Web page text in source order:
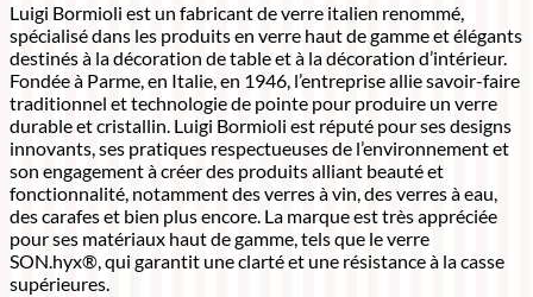
Luigi Bormioli est un fabricant de verre italien renommé,
spécialisé dans les produits en verre haut de gamme et élégants
destinés à la décoration de table et à la décoration d’intérieur.
Fondée à Parme, en Italie, en 1946, l’entreprise allie savoir-faire
traditionnel et technologie de pointe pour produire un verre
durable et cristallin. Luigi Bormioli est réputé pour ses designs
innovants, ses pratiques respectueuses de l’environnement et
son engagement à créer des produits alliant beauté et
fonctionnalité, notamment des verres à vin, des verres à eau,
des carafes et bien plus encore. La marque est très appréciée
pour ses matériaux haut de gamme, tels que le verre
SON.hyx®, qui garantit une clarté et une résistance à la casse
supérieures.